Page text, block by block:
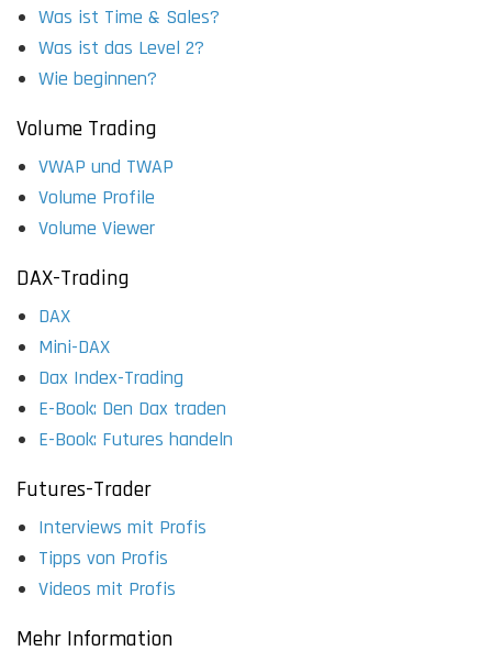
Was ist Time & Sales?
Was ist das Level 2?
Wie beginnen?
Volume Trading
VWAP und TWAP
Volume Profile
Volume Viewer
DAX-Trading
DAX
Mini-DAX
Dax Index-Trading
E-Book: Den Dax traden
E-Book: Futures handeln
Futures-Trader
Interviews mit Profis
Tipps von Profis
Videos mit Profis
Mehr Information